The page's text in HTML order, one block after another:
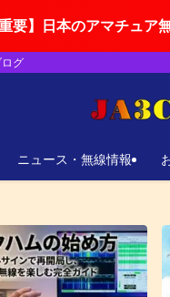
マチュア無線100周年
グ
ニュース・無線情報